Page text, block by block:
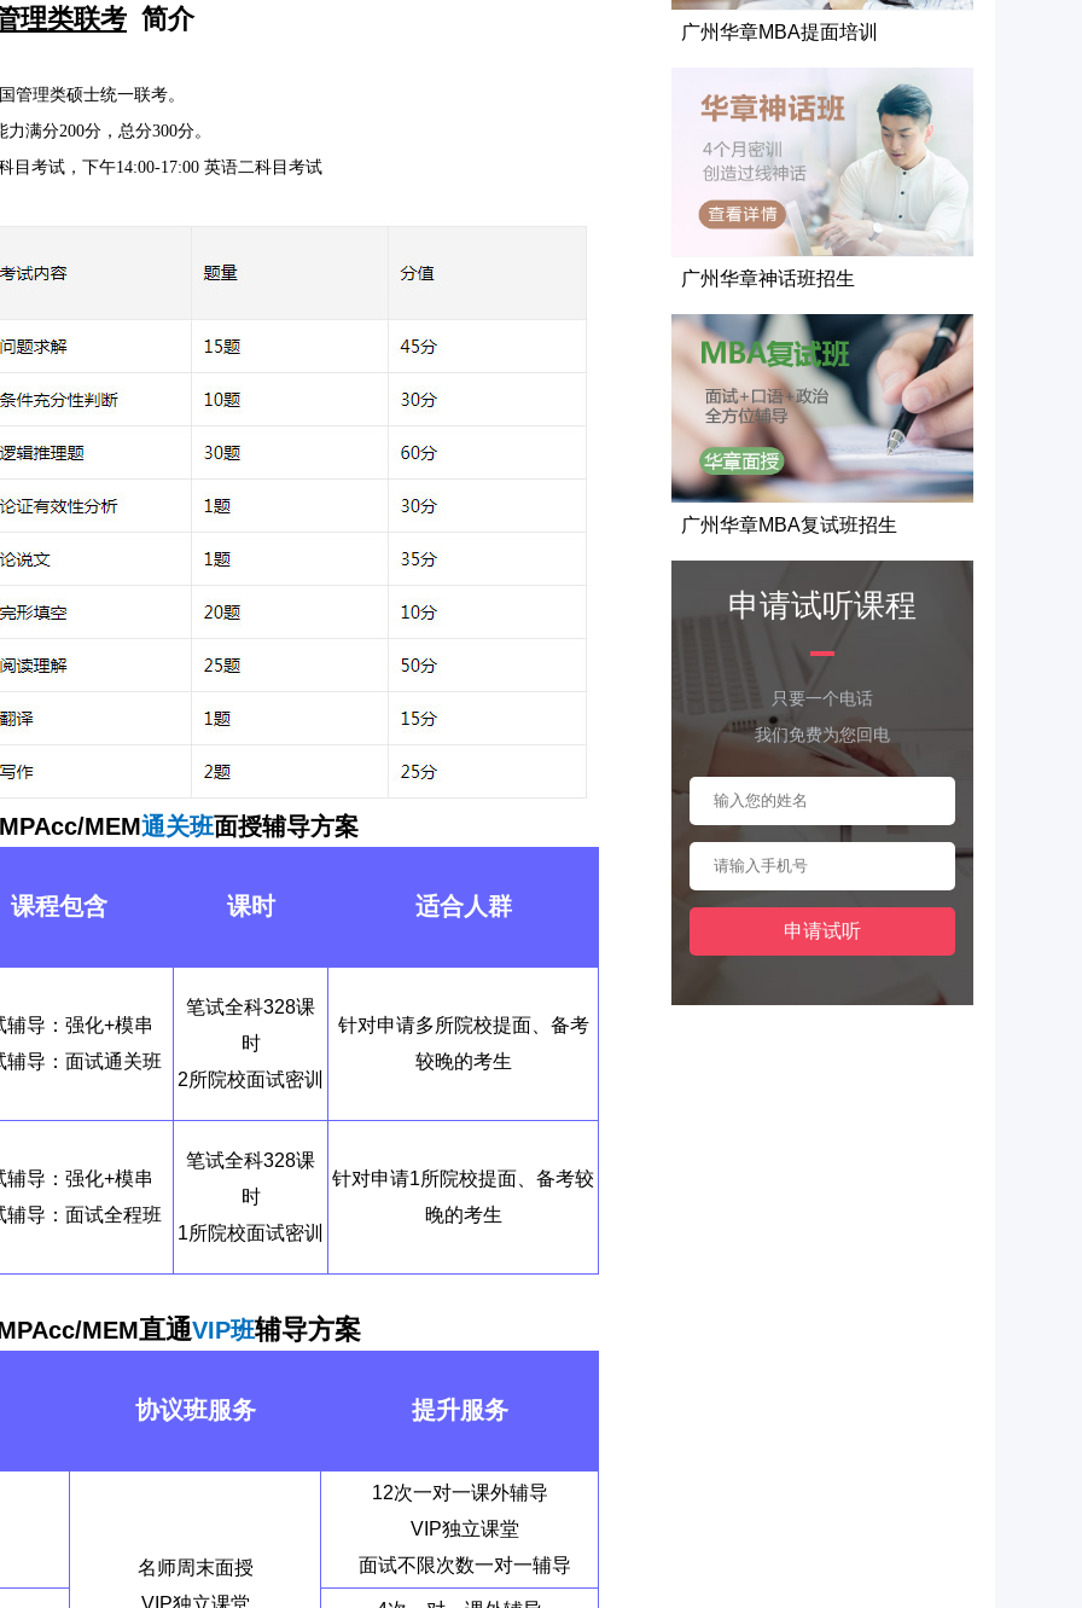
理类联考 简介
管理类硕士统一联考。
满分200分，总分300分。
目考试，下午14:00-17:00 英语二科目考试
MEM通关班面授辅导方案
课程包含 课时 适合人群
导：强化+模串
导：面试通关班
笔试全科328课
时
2所院校面试密训
针对申请多所院校提面、备考
较晚的考生
导：强化+模串
导：面试全程班
笔试全科328课
时
1所院校面试密训
针对申请1所院校提面、备考较
晚的考生
MEM直通VIP班辅导方案
协议班服务 提升服务
名师周末面授
VIP独立课堂
12次一对一课外辅导
VIP独立课堂
面试不限次数一对一辅导
广州华章MBA提面培训
广州华章神话班招生
广州华章MBA复试班招生
申请试听课程
只要一个电话
我们免费为您回电